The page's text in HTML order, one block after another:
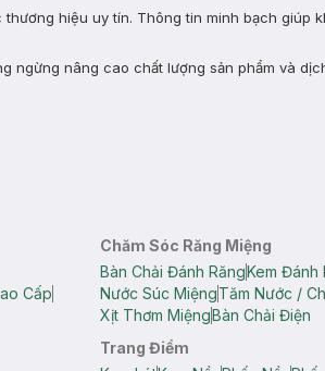
hiệu uy tín. Thông tin minh bạch giúp
ngừng nâng cao chất lượng sản phẩm và
Cấp
Chăm Sóc Răng Miệng
Bàn Chải Đánh RăngKem Đánh
Nước Súc MiệngTăm Nước /
Xịt Thơm MiệngBàn Chải Điện
Trang Điểm